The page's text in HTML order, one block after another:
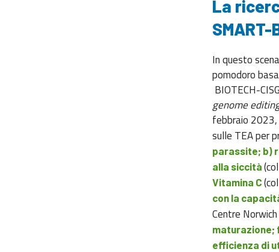
La
SMART-
In questo
pomodoro
BIOTECH-
genome
febbraio 2023,
sulle TEA per
parassite; b)
alla siccità
Vitamina C
con la
Centre
maturazione;
efficienza di